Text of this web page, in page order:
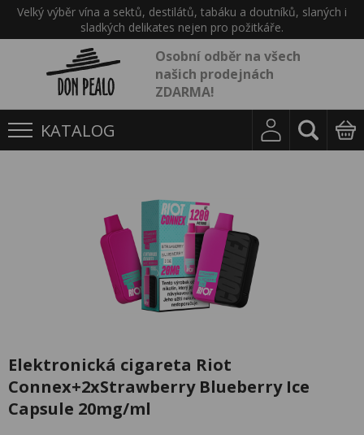
Velký výběr vína a sektů, destilátů, tabáku a doutníků, slaných i
sladkých delikates nejen pro požitkáře.
Osobní odběr na všech
našich prodejnách
ZDARMA!
KATALOG
Elektronická cigareta Riot
Connex+2xStrawberry Blueberry Ice
Capsule 20mg/ml